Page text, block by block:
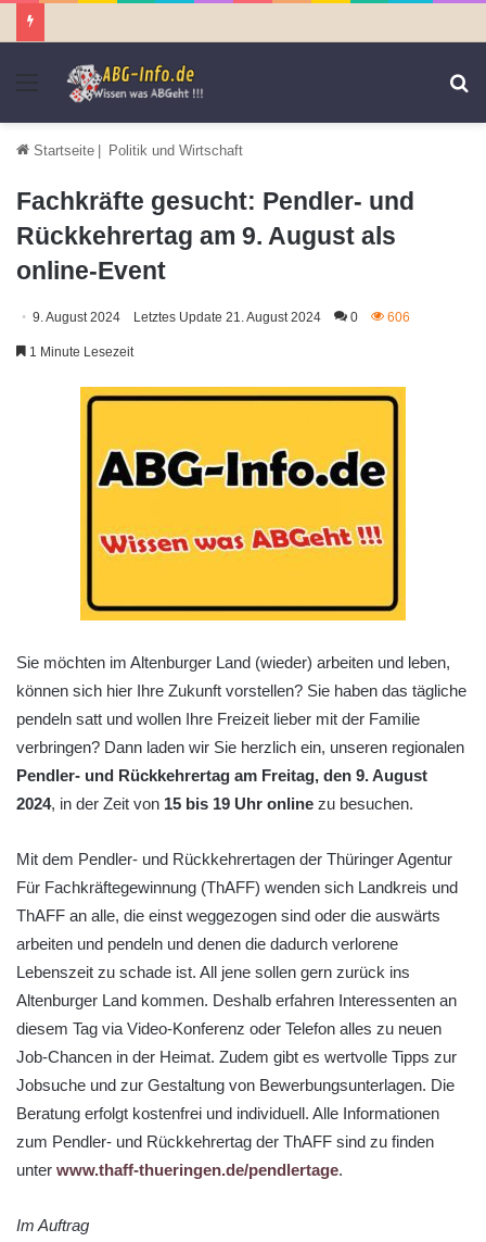
Menü
Startseite | Politik und Wirtschaft
Fachkräfte gesucht: Pendler- und
Rückkehrertag am 9. August als
online-Event
9. August 2024 Letztes Update 21. August 2024 0 606
1 Minute Lesezeit
Sie möchten im Altenburger Land (wieder) arbeiten und leben,
können sich hier Ihre Zukunft vorstellen? Sie haben das tägliche
pendeln satt und wollen Ihre Freizeit lieber mit der Familie
verbringen? Dann laden wir Sie herzlich ein, unseren regionalen
Pendler- und Rückkehrertag am Freitag, den 9. August
2024, in der Zeit von 15 bis 19 Uhr online zu besuchen.
Mit dem Pendler- und Rückkehrertagen der Thüringer Agentur
Für Fachkräftegewinnung (ThAFF) wenden sich Landkreis und
ThAFF an alle, die einst weggezogen sind oder die auswärts
arbeiten und pendeln und denen die dadurch verlorene
Lebenszeit zu schade ist. All jene sollen gern zurück ins
Altenburger Land kommen. Deshalb erfahren Interessenten an
diesem Tag via Video-Konferenz oder Telefon alles zu neuen
Job-Chancen in der Heimat. Zudem gibt es wertvolle Tipps zur
Jobsuche und zur Gestaltung von Bewerbungsunterlagen. Die
Beratung erfolgt kostenfrei und individuell. Alle Informationen
zum Pendler- und Rückkehrertag der ThAFF sind zu finden
unter www.thaff-thueringen.de/pendlertage.
Im Auftrag